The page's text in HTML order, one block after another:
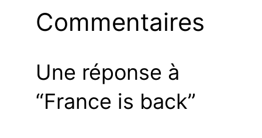
Commentaires
Une réponse à
“France is back”